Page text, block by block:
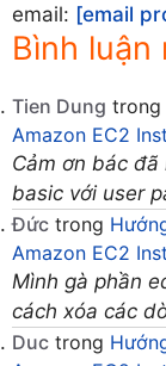
email: [email
Bình luận
Tien Dung trong
Amazon EC2
Cảm ơn bác
basic với user
Đức trong
Amazon EC2
Mình gà phần
cách xóa các
Duc trong